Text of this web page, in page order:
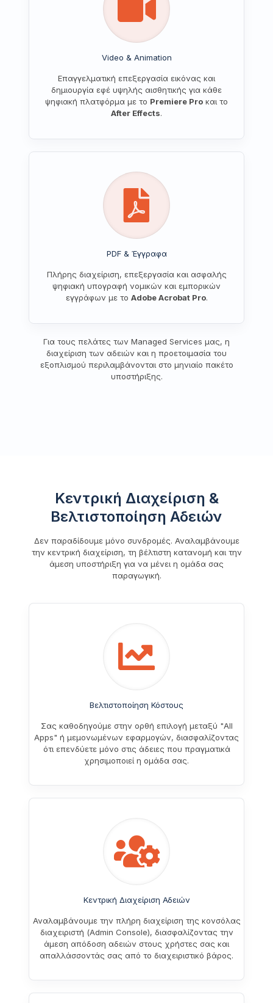
Video & Animation
Επαγγελματική επεξεργασία εικόνας και
δημιουργία εφέ υψηλής αισθητικής για κάθε
ψηφιακή πλατφόρμα με το Premiere Pro και το
After Effects.
PDF & Έγγραφα
Πλήρης διαχείριση, επεξεργασία και ασφαλής
ψηφιακή υπογραφή νομικών και εμπορικών
εγγράφων με το Adobe Acrobat Pro.
Για τους πελάτες των Managed Services μας, η
διαχείριση των αδειών και η προετοιμασία του
εξοπλισμού περιλαμβάνονται στο μηνιαίο πακέτο
υποστήριξης.
Κεντρική Διαχείριση &
Βελτιστοποίηση Αδειών
Δεν παραδίδουμε μόνο συνδρομές. Αναλαμβάνουμε
την κεντρική διαχείριση, τη βέλτιστη κατανομή και την
άμεση υποστήριξη για να μένει η ομάδα σας
παραγωγική.
Βελτιστοποίηση Κόστους
Σας καθοδηγούμε στην ορθή επιλογή μεταξύ "All
Apps" ή μεμονωμένων εφαρμογών, διασφαλίζοντας
ότι επενδύετε μόνο στις άδειες που πραγματικά
χρησιμοποιεί η ομάδα σας.
Κεντρική Διαχείριση Αδειών
Αναλαμβάνουμε την πλήρη διαχείριση της κονσόλας
διαχειριστή (Admin Console), διασφαλίζοντας την
άμεση απόδοση αδειών στους χρήστες σας και
απαλλάσσοντάς σας από το διαχειριστικό βάρος.